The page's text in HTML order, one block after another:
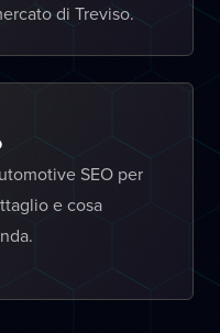
di Treviso.
SEO per
e cosa